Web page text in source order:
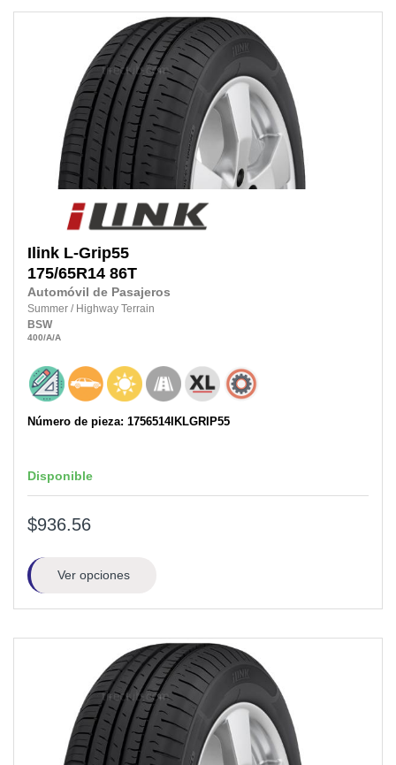
Ilink L-Grip55
175/65R14 86T
Automóvil de Pasajeros
Summer / Highway Terrain
BSW
400/A/A
Número de pieza: 1756514IKLGRIP55
Disponible
$936.56
Ver opciones